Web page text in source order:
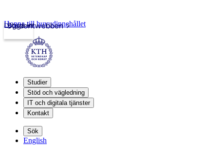
Studentwebben
Logga in
Hoppa till huvudinnehållet
Studier
Stöd och vägledning
IT och digitala tjänster
Kontakt
Sök
English